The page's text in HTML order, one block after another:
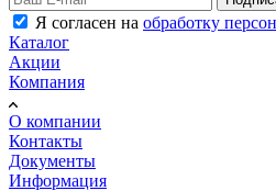
Я согласен на обработку
Каталог
Акции
Компания
О компании
Контакты
Документы
Информация